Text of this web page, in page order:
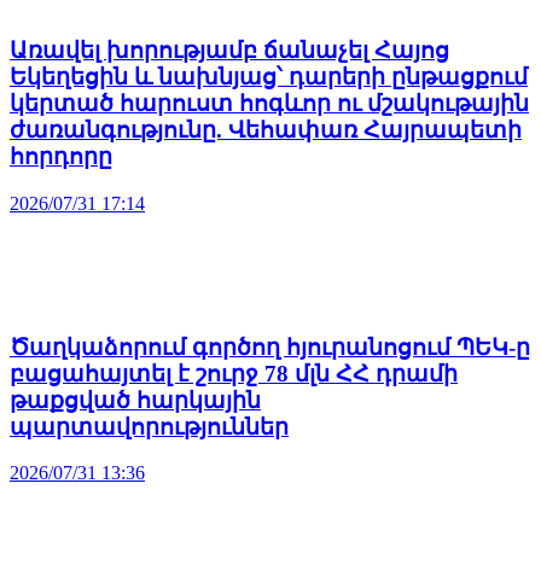
Առավել խորությամբ ճանաչել Հայոց
Եկեղեցին և նախնյաց՝ դարերի ընթացքում
կերտած հարուստ հոգևոր ու մշակութային
ժառանգությունը. Վեհափառ Հայրապետի
հորդորը
2026/07/31 17:14
Ծաղկաձորում գործող հյուրանոցում ՊԵԿ-ը
բացահայտել է շուրջ 78 մլն ՀՀ դրամի
թաքցված հարկային
պարտավորություններ
2026/07/31 13:36